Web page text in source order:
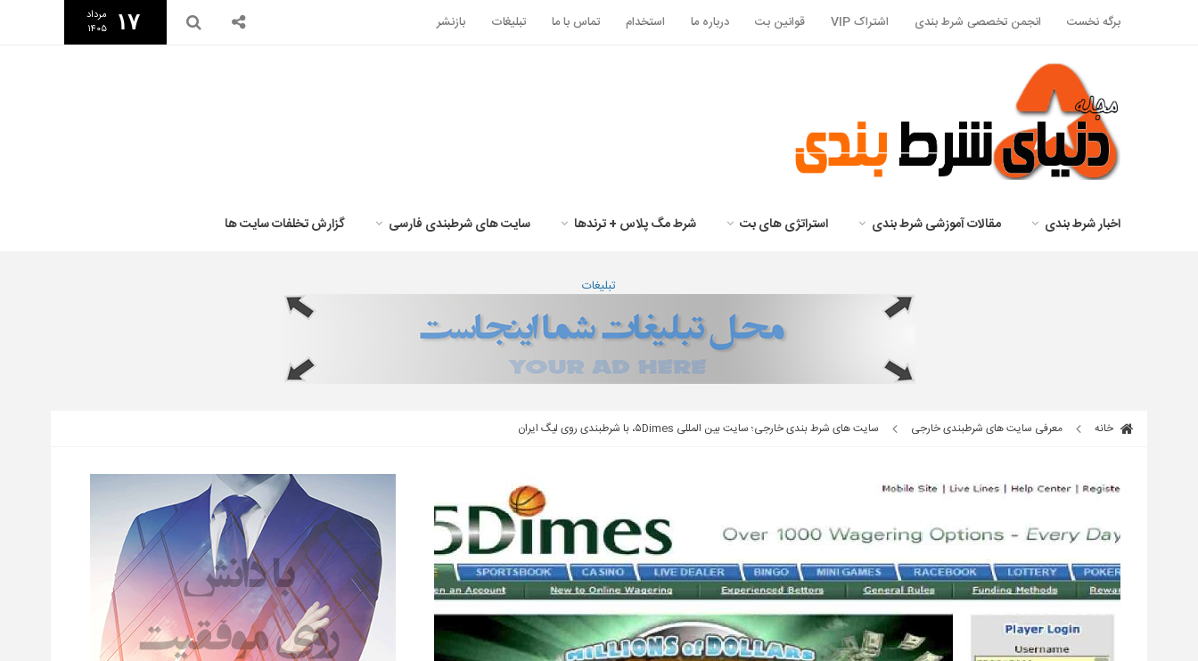
برگه نخست انجمن تخصصی شرط بندی اشتراک VIP قوانین بت درباره ما استخدام تماس با ما تبلیغات بازنشر ۱۷
مرداد
۱۴۰۵
اخبار شرط بندی مقالات آموزشی شرط بندی استراتژی های بت شرط مگ پلاس + ترندها سایت های شرطبندی فارسی گزارش تخلفات سایت ها
تبلیغات
خانه معرفی سایت های شرطبندی خارجی سایت های شرط بندی خارجی؛ سایت بین المللی ۵Dimes، با شرطبندی روی لیگ ایران